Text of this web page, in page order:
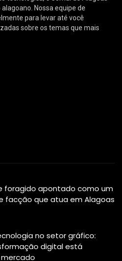
Nossa equipe de
para levar até você
sobre os temas que mais
foragido apontado como um
facção que atua em Alagoas
no setor gráfico:
digital está